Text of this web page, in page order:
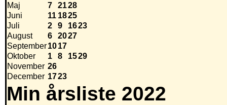
Maj
7 2128
Juni
11 1825
Juli
2 9 1623
August
6 2027
September1017
Oktober
1 8 1529
November 26
December 1723
Min årsliste 2022